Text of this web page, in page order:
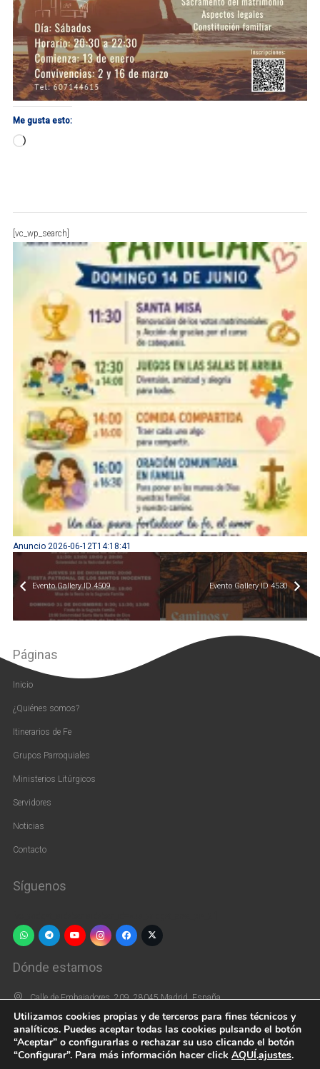
Me gusta esto:
Cargando...
[vc_wp_search]
Anuncio 2026-06-12T14:18:41
Evento Gallery ID 4509 Evento Gallery ID 4530
Páginas
Inicio
¿Quiénes somos?
Itinerarios de Fe
Grupos Parroquiales
Ministerios Litúrgicos
Servidores
Noticias
Contacto
Síguenos
Dónde estamos
Calle de Embajadores, 209, 28045 Madrid, España
+34 915 39 66 44
parroquiasaninocentes@gmail.com
Utilizamos cookies propias y de terceros para fines técnicos y
analíticos. Puedes aceptar todas las cookies pulsando el botón
“Aceptar” o configurarlas o rechazar su uso clicando el botón
“Configurar”. Para más información hacer click AQUÍ.ajustes.